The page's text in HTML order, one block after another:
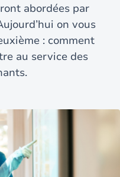
abordées par
on vous
: comment
au service des